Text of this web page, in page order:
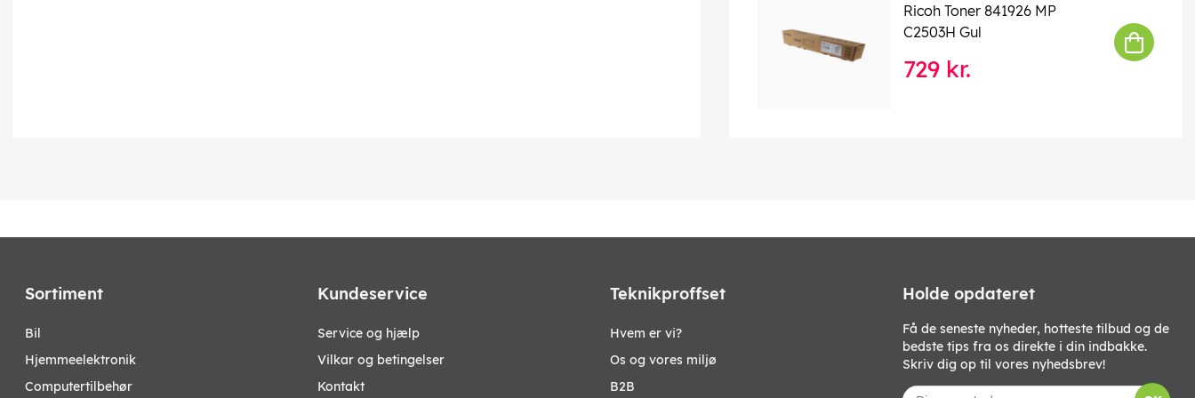
Ricoh Toner 841926 MP
C2503H Gul
729 kr.
Sortiment
bil
hjemmeelektronik
computertilbehør
Kundeservice
Service og hjælp
Vilkar og betingelser
Kontakt
Teknikproffset
Hvem er vi?
Os og vores miljø
B2B
Holde opdateret
Få de seneste nyheder, hotteste tilbud og de
bedste tips fra os direkte i din indbakke.
Skriv dig op til vores nyhedsbrev!